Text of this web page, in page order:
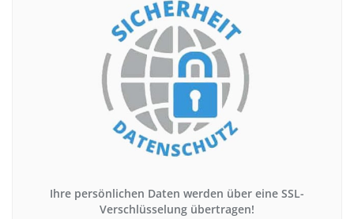
Ihre persönlichen Daten werden über eine SSL-
Verschlüsselung übertragen!